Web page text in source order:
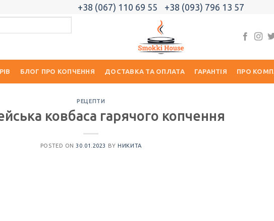
+38 (067) 110 69 55 +38 (093) 796 13 57
БЛОГ ПРО КОПЧЕННЯ ДОСТАВКА ТА ОПЛАТА ГАРАНТІЯ ПРО
РЕЦЕПТИ
ковбаса гарячого копчення
POSTED ON30.01.2023 BYНИКИТА